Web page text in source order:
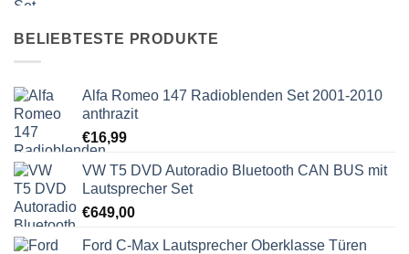
BELIEBTESTE PRODUKTE
Alfa Romeo 147 Radioblenden Set 2001-2010
anthrazit
€16,99
VW T5 DVD Autoradio Bluetooth CAN BUS mit
Lautsprecher Set
€649,00
Ford C-Max Lautsprecher Oberklasse Türen